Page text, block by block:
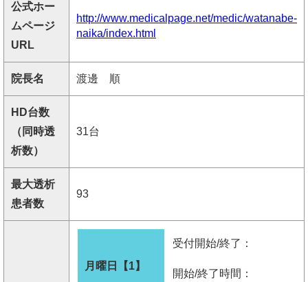
公式ホー
ムページ
URL
http://www.medicalpage.net/medic/watanabe-
naika/index.html
院長名 渡邊 順
HD台数
（同時透
析数）
31台
最大透析
患者数
93
月曜日【1】
受付開始/終了：
開始/終了時間：